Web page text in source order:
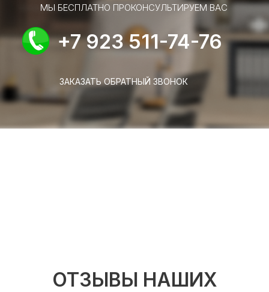
МЫ БЕСПЛАТНО ПРОКОНСУЛЬТИРУЕМ ВАС
+7 923 511-74-76
ЗАКАЗАТЬ ОБРАТНЫЙ ЗВОНОК
ОТЗЫВЫ НАШИХ